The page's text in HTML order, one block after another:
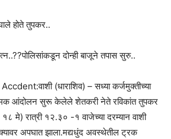
होते तुपकर..
दोन्ही बाजूने तपास सुरु..
(धाराशिव) – सध्या कर्जमुक्तीच्या
आंदोलन सुरू केलेले शेतकरी नेते रविकांत तुपकर
१८ मे) रात्री १२.३० -१ वाजेच्या दरम्यान वाशी
अपघात झाला.मद्यधुंद अवस्थेतील ट्रक